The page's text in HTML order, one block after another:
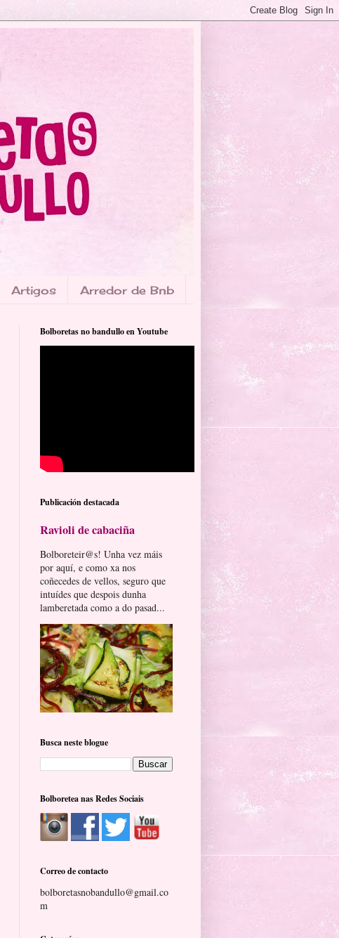
Artigos Arredor de Bnb
Bolboretas no bandullo en Youtube
Publicación destacada
Ravioli de cabaciña
Bolboreteir@s! Unha vez máis
por aquí, e como xa nos
coñecedes de vellos, seguro que
intuídes que despois dunha
lamberetada como a do pasad...
Busca neste blogue
Bolboretea nas Redes Sociais
Correo de contacto
bolboretasnobandullo@gmail.co
m